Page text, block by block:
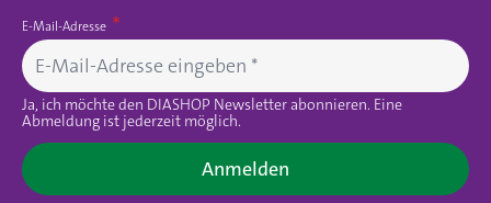
E-Mail-Adresse
Ja, ich möchte den DIASHOP Newsletter abonnieren. Eine
Abmeldung ist jederzeit möglich.
Anmelden